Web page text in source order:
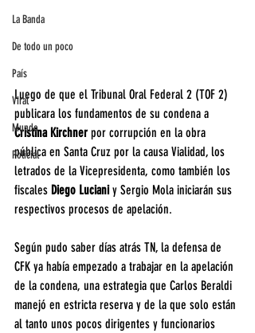
La Banda
De todo un poco
País
Viral
Mundo
Policial
Luego de que el Tribunal Oral Federal 2 (TOF 2)
publicara los fundamentos de su condena a
Cristina Kirchner por corrupción en la obra
pública en Santa Cruz por la causa Vialidad, los
letrados de la Vicepresidenta, como también los
fiscales Diego Luciani y Sergio Mola iniciarán sus
respectivos procesos de apelación.
Según pudo saber días atrás TN, la defensa de
CFK ya había empezado a trabajar en la apelación
de la condena, una estrategia que Carlos Beraldi
manejó en estricta reserva y de la que solo están
al tanto unos pocos dirigentes y funcionarios